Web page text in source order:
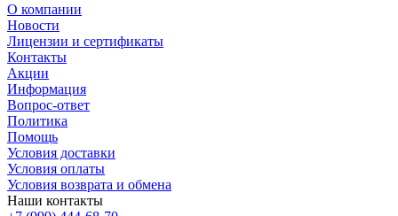
О компании
Новости
Лицензии и сертификаты
Контакты
Акции
Информация
Вопрос-ответ
Политика
Помощь
Условия доставки
Условия оплаты
Условия возврата и обмена
Наши контакты